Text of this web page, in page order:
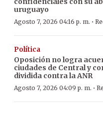
uruguayo
Agosto 7, 2026 04:16 p. m. ·
Política
Oposición no logra
ciudades de Central y
dividida contra la ANR
Agosto 7, 2026 04:09 p. m. ·